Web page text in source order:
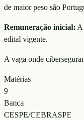
de maior peso são
Remuneração inicial: A
edital vigente.
A vaga onde
Matérias
9
Banca
CESPE/CEBRASPE